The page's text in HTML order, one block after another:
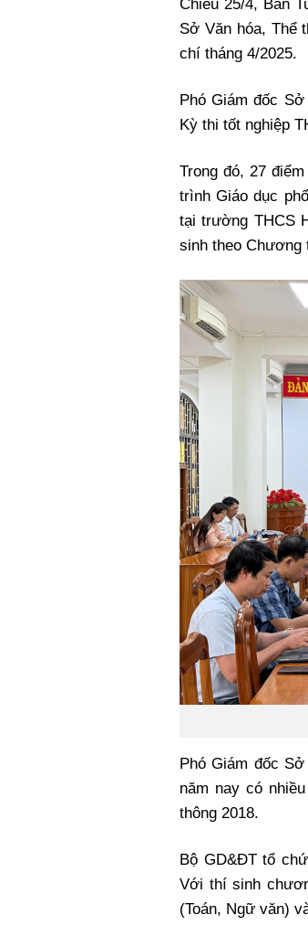
Xi nhan Trái Phải
Bạn đọc viết
Chiều 25/4, Ban
Sở Văn hóa, Thể
chí tháng 4/2025.
Phó Giám đốc
Kỳ thi tốt nghiệp
Trong đó, 27
trình Giáo dục
tại trường THCS
sinh theo Chương
Phó Giám đốc
năm nay có
thông 2018.
Bộ GD&ĐT tổ
Với thí sinh
(Toán, Ngữ văn)